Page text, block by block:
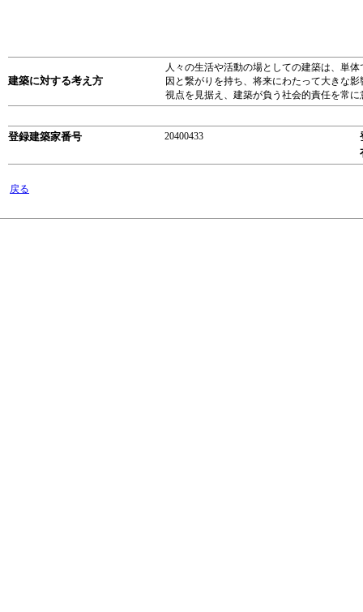
建築に対する考え方
人々の生活や活動の場としての建築は、単
因と繋がりを持ち、将来にわたって大きな
視点を見据え、建築が負う社会的責任を常
登録建築家番号 20400433
戻る